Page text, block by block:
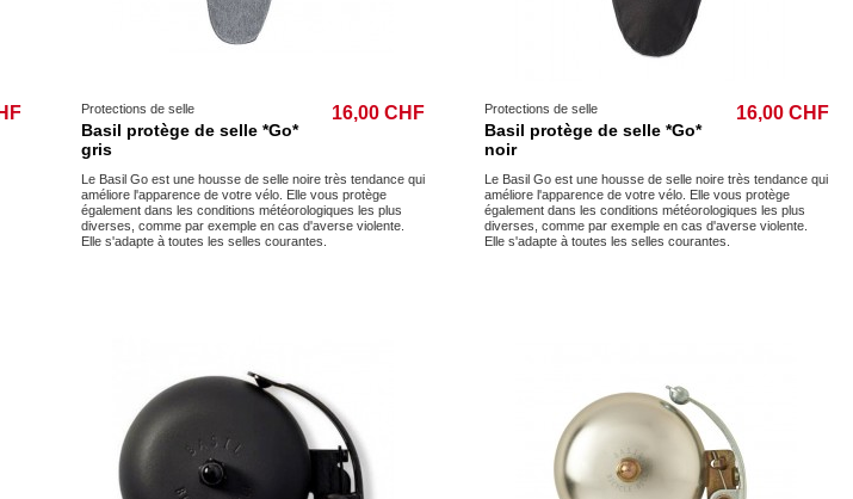
Protections de selle
Basil protège de selle *Go*
gris
16,00 CHF
Le Basil Go est une housse de selle noire très tendance qui
améliore l'apparence de votre vélo. Elle vous protège
également dans les conditions météorologiques les plus
diverses, comme par exemple en cas d'averse violente.
Elle s'adapte à toutes les selles courantes.
Protections de selle
Basil protège de selle *Go*
noir
16,00 CHF
Le Basil Go est une housse de selle noire très tendance qui
améliore l'apparence de votre vélo. Elle vous protège
également dans les conditions météorologiques les plus
diverses, comme par exemple en cas d'averse violente.
Elle s'adapte à toutes les selles courantes.